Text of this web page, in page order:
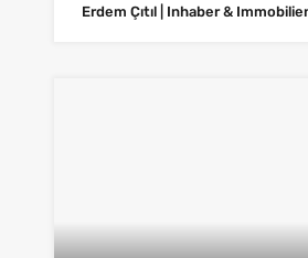
Erdem Çıtıl | Inhaber &